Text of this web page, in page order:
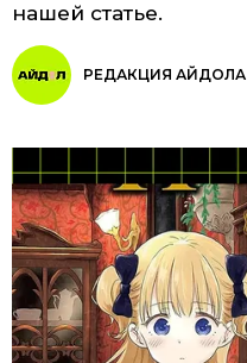
нашей статье.
РЕДАКЦИЯ АЙДОЛА